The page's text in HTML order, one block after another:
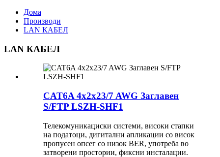
Дома
Производи
LAN КАБЕЛ
LAN КАБЕЛ
CAT6A 4x2x23/7 AWG Заглавен
S/FTP LSZH-SHF1
Телекомуникациски системи, високи стапки
на податоци, дигитални апликации со висок
пропусен опсег со низок BER, употреба во
затворени простории, фиксни инсталации.